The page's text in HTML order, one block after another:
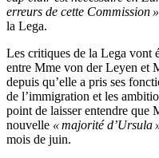
erreurs de cette Commission »
la Lega.
Les critiques de la Lega vont
entre Mme von der Leyen et
depuis qu’elle a pris ses
de l’immigration et les
point de laisser entendre que
nouvelle « majorité d’Ursula
mois de juin.